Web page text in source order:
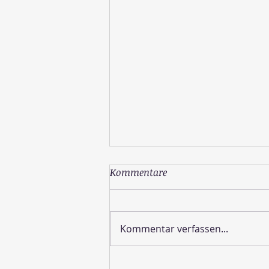
Kommentare
Kommentar verfassen...